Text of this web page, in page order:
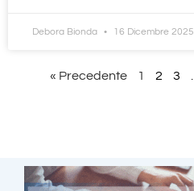
Debora Bionda 16 Dicembre 2025
« Precedente 1 2 3